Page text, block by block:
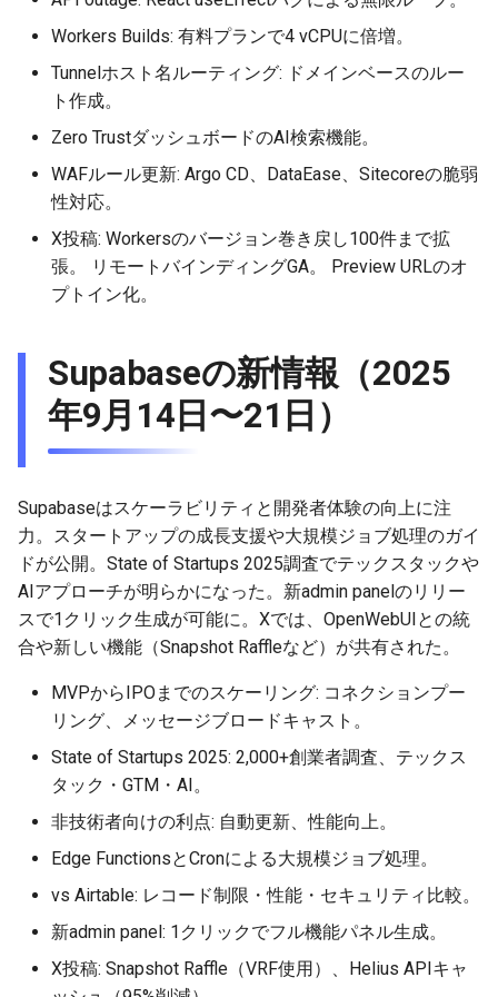
Workers Builds: 有料プランで4 vCPUに倍増。
Tunnelホスト名ルーティング: ドメインベースのルー
ト作成。
Zero TrustダッシュボードのAI検索機能。
WAFルール更新: Argo CD、DataEase、Sitecoreの脆弱
性対応。
X投稿: Workersのバージョン巻き戻し100件まで拡
張。 リモートバインディングGA。 Preview URLのオ
プトイン化。
Supabaseの新情報（2025
年9月14日〜21日）
Supabaseはスケーラビリティと開発者体験の向上に注
力。スタートアップの成長支援や大規模ジョブ処理のガイ
ドが公開。State of Startups 2025調査でテックスタックや
AIアプローチが明らかになった。新admin panelのリリー
スで1クリック生成が可能に。Xでは、OpenWebUIとの統
合や新しい機能（Snapshot Raffleなど）が共有された。
MVPからIPOまでのスケーリング: コネクションプー
リング、メッセージブロードキャスト。
State of Startups 2025: 2,000+創業者調査、テックス
タック・GTM・AI。
非技術者向けの利点: 自動更新、性能向上。
Edge FunctionsとCronによる大規模ジョブ処理。
vs Airtable: レコード制限・性能・セキュリティ比較。
新admin panel: 1クリックでフル機能パネル生成。
X投稿: Snapshot Raffle（VRF使用）、Helius APIキャ